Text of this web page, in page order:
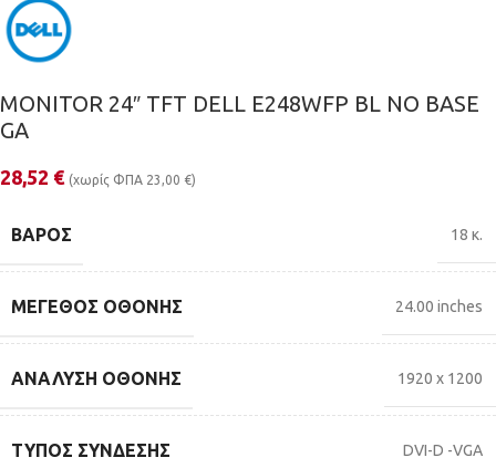
MONITOR 24″ TFT DELL E248WFP BL NO BASE
GA
28,52 € (χωρίς ΦΠΑ 23,00 €)
ΒΆΡΟΣ 18 κ.
ΜΈΓΕΘΟΣ ΟΘΌΝΗΣ 24.00 inches
ΑΝΆΛΥΣΗ ΟΘΌΝΗΣ 1920 x 1200
ΤΎΠΟΣ ΣΎΝΔΕΣΗΣ DVI-D -VGA